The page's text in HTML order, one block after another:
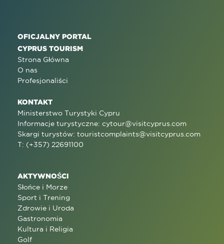
OFICJALNY PORTAL
CYPRUS TOURISM
Strona Główna
O nas
Profesjonaliści
KONTAKT
Ministerstwo Turystyki Cypru
Informacje turystyczne: cytour@visitcyprus.com
Skargi turystów: touristcomplaints@visitcyprus.com
T: (+357) 22691100
AKTYWNOŚCI
Słońce i Morze
Sport i Trening
Zdrowie i Uroda
Gastronomia
Kultura i Religia
Golf